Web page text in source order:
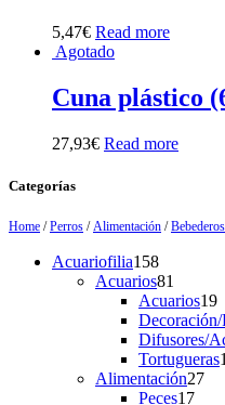
5,47€ Read more
Agotado
Cuna plástico
27,93€ Read more
Categorías
Home /Perros /Alimentación /
Acuariofilia158158
products
Acuarios81
products
Acuarios1919
Decoración/
Difusores/
Tortugueras
Alimentación2727
Peces1717